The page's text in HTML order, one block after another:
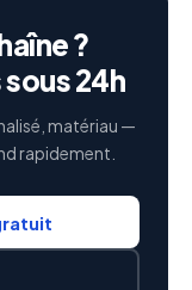
?
24h
matériau —
rapidement.